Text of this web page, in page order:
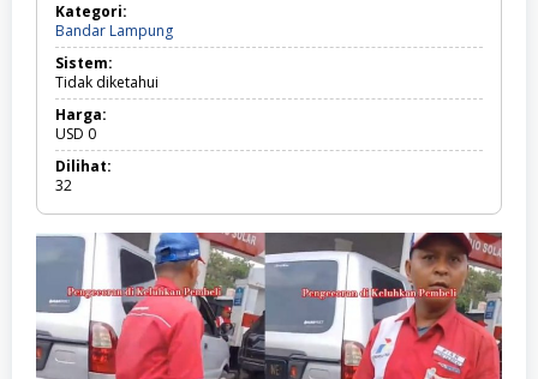
Kategori:
Bandar Lampung
a
L
n
g
Sistem:
Tidak diketahui
Harga:
USD 0
Dilihat:
32